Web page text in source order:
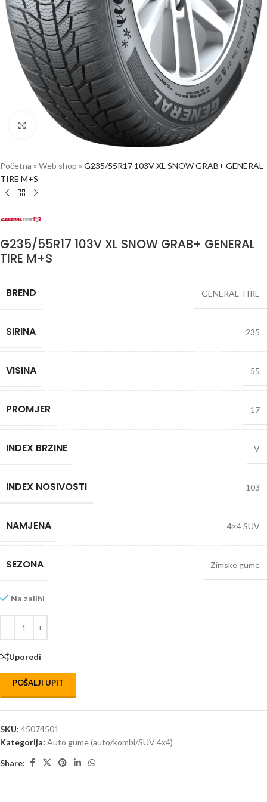
Click to enlarge
Početna » Web shop » G235/55R17 103V XL SNOW GRAB+ GENERAL
TIRE M+S
G235/55R17 103V XL SNOW GRAB+ GENERAL
TIRE M+S
BREND GENERAL TIRE
SIRINA 235
VISINA 55
PROMJER 17
INDEX BRZINE V
INDEX NOSIVOSTI 103
NAMJENA 4×4 SUV
SEZONA Zimske gume
Na zalihi
Uporedi
POŠALJI UPIT
SKU: 45074501
Kategorija: Auto gume (auto/kombi/SUV 4x4)
Share: